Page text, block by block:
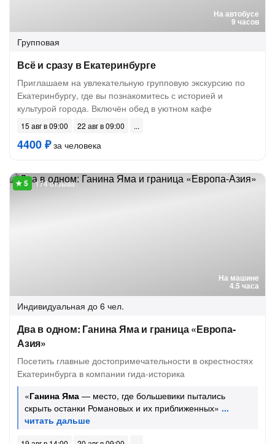
На автобусе
9 часов
Групповая
Всё и сразу в Екатеринбурге
Приглашаем на увлекательную групповую экскурсию по
Екатеринбургу, где вы познакомитесь с историей и
культурой города. Включён обед в уютном кафе
15 авг в 09:00 22 авг в 09:00
4400 ₽за человека
На машине
4.5 часа
174 отзыва
Индивидуальная до 6 чел.
Два в одном: Ганина Яма и граница «Европа-
Азия»
Посетить главные достопримечательности в окрестностях
Екатеринбурга в компании гида-историка
«Ганина Яма — место, где большевики пытались
скрыть останки Романовых и их приближенных»